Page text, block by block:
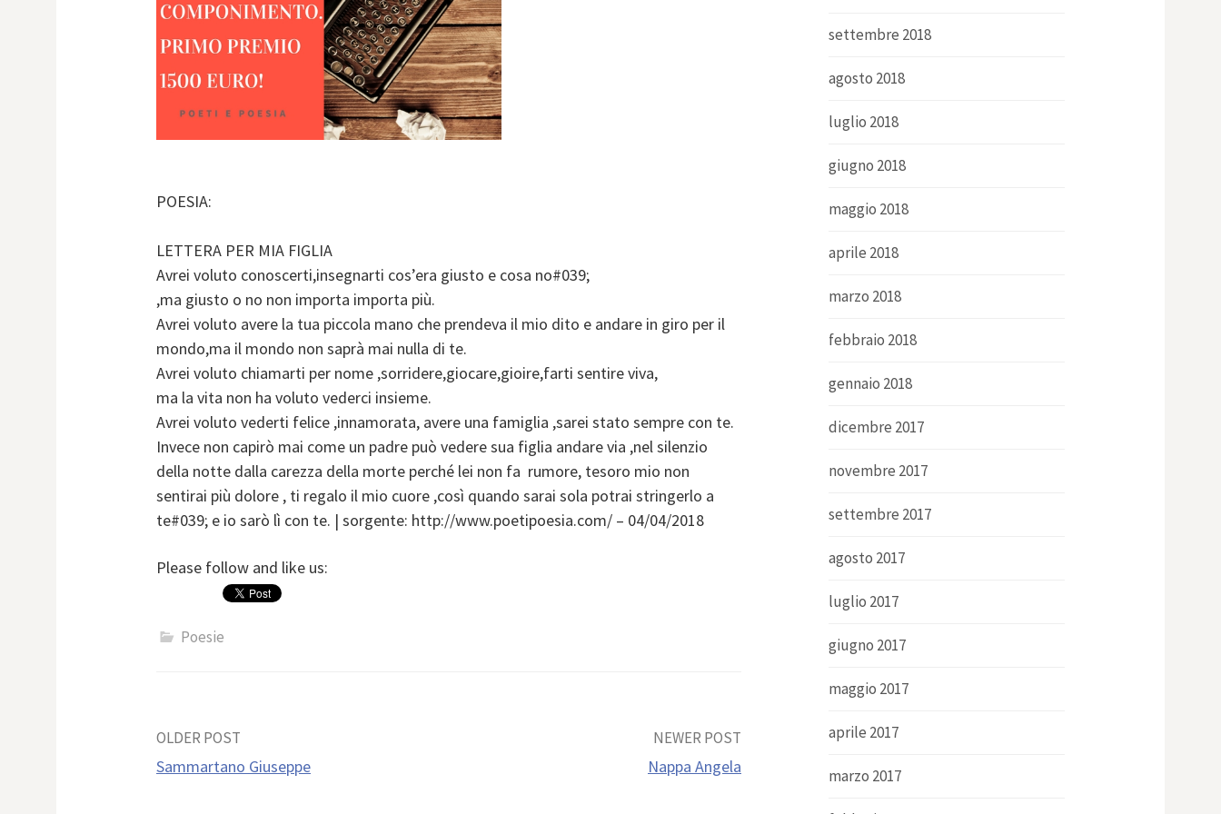
POESIA:
LETTERA PER MIA FIGLIA
Avrei voluto conoscerti,insegnarti cos’era giusto e cosa no#039;
,ma giusto o no non importa importa più.
Avrei voluto avere la tua piccola mano che prendeva il mio dito e andare in giro per il
mondo,ma il mondo non saprà mai nulla di te.
Avrei voluto chiamarti per nome ,sorridere,giocare,gioire,farti sentire viva,
ma la vita non ha voluto vederci insieme.
Avrei voluto vederti felice ,innamorata, avere una famiglia ,sarei stato sempre con te.
Invece non capirò mai come un padre può vedere sua figlia andare via ,nel silenzio
della notte dalla carezza della morte perché lei non fa rumore, tesoro mio non
sentirai più dolore , ti regalo il mio cuore ,così quando sarai sola potrai stringerlo a
te#039; e io sarò lì con te. | sorgente: http://www.poetipoesia.com/ – 04/04/2018
Please follow and like us:
Poesie
Post
OLDER POST
Sammartano Giuseppe
NEWER POST
Nappa Angela
settembre 2018
agosto 2018
luglio 2018
giugno 2018
maggio 2018
aprile 2018
marzo 2018
febbraio 2018
gennaio 2018
dicembre 2017
novembre 2017
settembre 2017
agosto 2017
luglio 2017
giugno 2017
maggio 2017
aprile 2017
marzo 2017